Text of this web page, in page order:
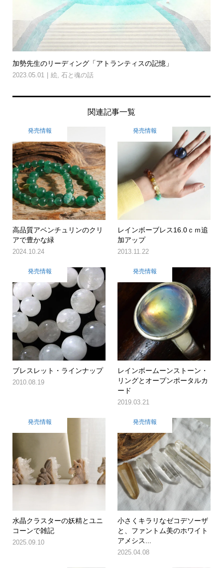
加勢先生のリーディング「アトランティスの記憶」
2023.05.01 絵, 石と魂の話
関連記事一覧
発売情報
高品質アベンチュリンのクリ
アで豊かな緑
2024.10.24
発売情報
レインボーブレス16.0ｃｍ追
加アップ
2013.11.22
発売情報
ブレスレット・ラインナップ
2010.08.19
発売情報
レインボームーンストーン・
リングとオープンポータルカ
ード
2019.03.21
発売情報
水晶クラスターの妖精とユニ
コーンで雑記
2025.09.10
発売情報
小さくキラリなゼコデソーザ
と、ファントム美のホワイト
アメシス...
2025.04.08